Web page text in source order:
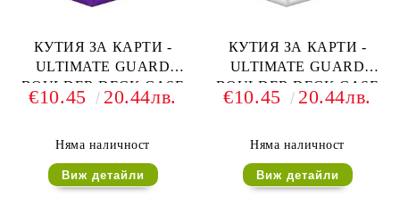
КУТИЯ ЗА КАРТИ -
ULTIMATE GUARD
BOULDER DECK CASE
(за LCG, TCG и др) 80+ -
€10.45 20.44лв.
Няма наличност
Виж детайли
КУТИЯ ЗА КАРТИ -
ULTIMATE GUARD
BOULDER DECK CASE
(за LCG, TCG и др) 80+ -
€10.45 20.44лв.
Няма наличност
Виж детайли